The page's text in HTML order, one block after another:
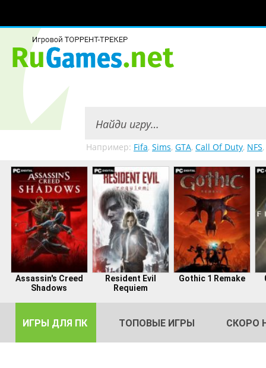
Например: Fifa, Sims, GTA, Call Of Duty, NFS,
Assassin's Creed
Shadows
Resident Evil
Requiem
Gothic 1 Remake
ИГРЫ ДЛЯ ПК ТОПОВЫЕ ИГРЫ СКОРО